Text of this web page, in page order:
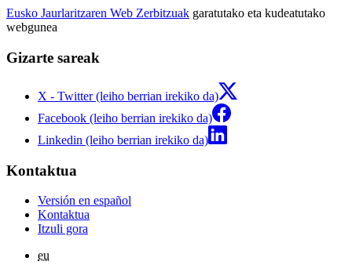
Eusko Jaurlaritzaren Web Zerbitzuak garatutako eta kudeatutako
webgunea
Gizarte sareak
X - Twitter (leiho berrian irekiko da)
Facebook (leiho berrian irekiko da)
Linkedin (leiho berrian irekiko da)
Kontaktua
Versión en español
Kontaktua
Itzuli gora
eu